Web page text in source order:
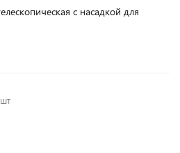
с насадкой для